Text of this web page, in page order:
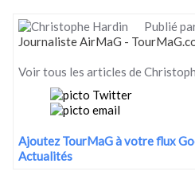
Publié
Journaliste AirMaG -
Voir tous les articles de
Ajoutez TourMaG à votre flux
Actualités